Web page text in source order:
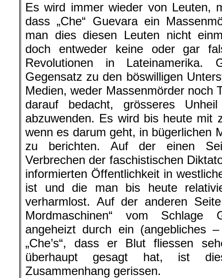
Es wird immer wieder von Leuten,
dass „Che“ Guevara ein
man dies diesen Leuten nicht
doch entweder keine oder gar
Revolutionen in
Gegensatz zu den böswilligen
Medien, weder Massenmörder noch
darauf bedacht, grösseres
abzuwenden. Es wird bis heute mit
wenn es darum geht, in bügerlichen
zu berichten. Auf der einen
Verbrechen der faschistischen
informierten Öffentlichkeit in
ist und die man bis heute
verharmlost. Auf der anderen
Mordmaschinen“ vom Schlage
angeheizt durch ein (angebliches
„Che’s“, dass er Blut fliessen
überhaupt gesagt hat, ist
Zusammenhang gerissen.